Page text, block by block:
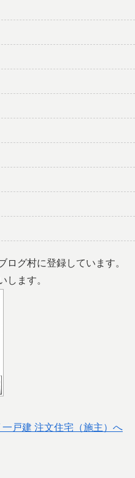
ログ村に登録しています。
します。